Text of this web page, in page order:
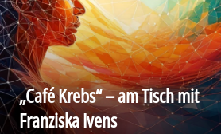
„Café Krebs“ – am Tisch mit
Franziska Ivens